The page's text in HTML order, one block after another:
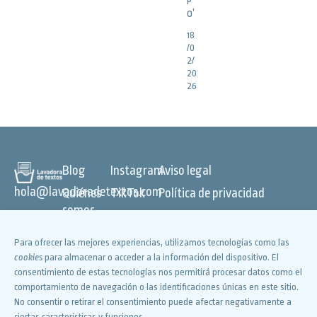
Para ofrecer las mejores experiencias, utilizamos tecnologías como las
cookies para almacenar o acceder a la información del dispositivo. El
consentimiento de estas tecnologías nos permitirá procesar datos como el
comportamiento de navegación o las identificaciones únicas en este sitio.
No consentir o retirar el consentimiento puede afectar negativamente a
o’
18
/0
2/
20
26
hola@lavadoradetextos.com
Blog
Quiénes
somos
TV •
Radio •
Redes
Vídeos
Instagram
TikTok
YouTube
Facebook
X
Aviso legal
Política de privacidad
Declaración de accesibilidad
©LAVADORA DE TEXTOS
2026. TODOS LOS DERECHOS
RESERVADOS